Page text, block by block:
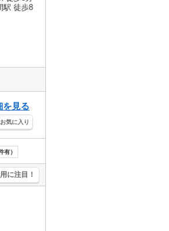
駅 徒歩8
を見る
お気に入り
）
に注目！